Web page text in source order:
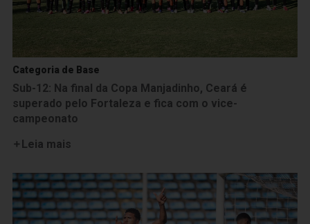
Categoria de Base
Sub-12: Na final da Copa Manjadinho, Ceará é
superado pelo Fortaleza e fica com o vice-
campeonato
Leia mais